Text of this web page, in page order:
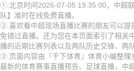
2026-08-17 【中超】 上海申
2026-08-17 【中超】 上海申
2026-08-17 【中超】 上海申
2026-08-17 【中超】 上海申
2026-08-17 【中超】 上海申
2026-08-17 【中超】 上海申
①.北京时间2026-07-05 19:35:00，中超
队】准时在线免费直播。
②.喜欢看中超现场直播比赛的朋友可以提
免错过直播。还为您在本页面索引了相关
播的近期比赛列表以及两队历史交锋、两
③.页面内容由『千下体育』体育小编整理
最新的体育赛事直播预告、足球直播，中